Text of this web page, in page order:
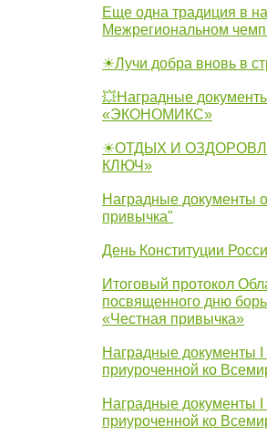
Еще одна традиция в
Межрегиональном
☀Лучи добра вновь в
💥Наградные
«ЭКОНОМИКС»
☀ОТДЫХ И
КЛЮЧ»
Наградные документы
привычка"
День Конституции
Итоговый протокол
посвященного дню
«Честная привычка»
Наградные документы
приуроченной ко
Наградные документы
приуроченной ко